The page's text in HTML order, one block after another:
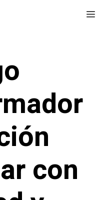
con